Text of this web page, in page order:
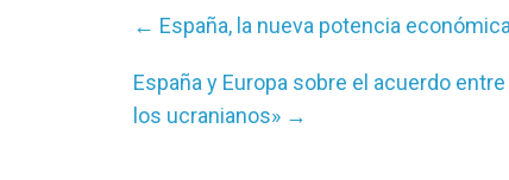
← España, la nueva potencia
España y Europa sobre el acuerdo
los ucranianos» →